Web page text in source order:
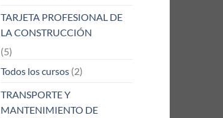
TARJETA PROFESIONAL DE
LA CONSTRUCCIÓN
(5)
Todos los cursos(2)
TRANSPORTE Y
MANTENIMIENTO DE